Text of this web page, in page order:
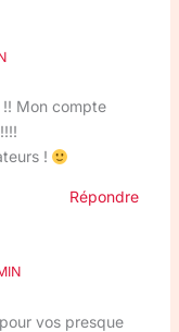
Mon compte
!
Répondre
vos presque